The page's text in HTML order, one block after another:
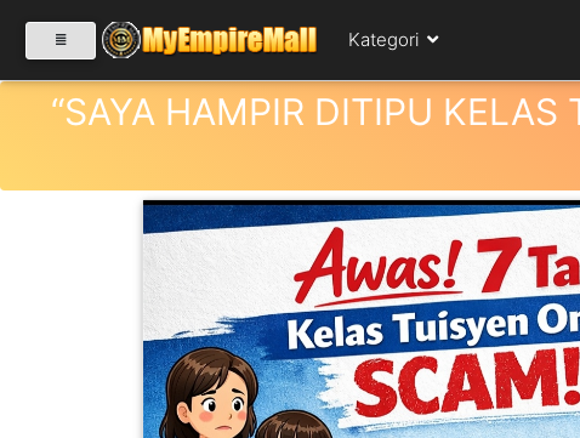
Kategori
“SAYA HAMPIR DITIPU
KESIHATAN(80)